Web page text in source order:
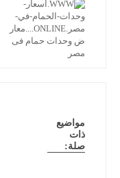
مواضيع
ذات
صلة: